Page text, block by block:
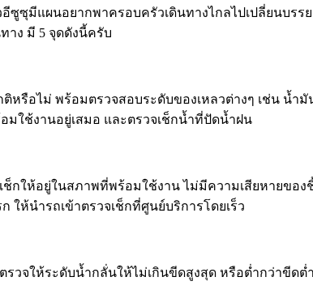
ซุมีแผนอยากพาครอบครัวเดินทางไกลไปเปลี่ยนบรร
าง มี 5 จุดดังนี้ครับ
หรือไม่ พร้อมตรวจสอบระดับของเหลวต่างๆ เช่น น้ำ
มใช้งานอยู่เสมอ และตรวจเช็กน้ำที่ปัดน้ำฝน
กให้อยู่ในสภาพที่พร้อมใช้งาน ไม่มีความเสียหายข
ให้นำรถเข้าตรวจเช็กที่ศูนย์บริการโดยเร็ว
วจให้ระดับน้ำกลั่นให้ไม่เกินขีดสูงสุด หรือต่ำกว่าขีดต่